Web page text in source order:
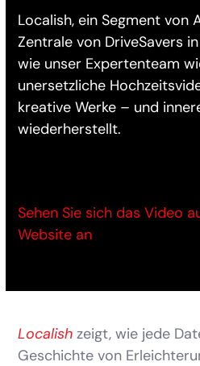
Localish, ein Segment von
Zentrale von DriveSavers
wie unser Expertenteam
unersetzliche
kreative Werke – und
wiederherstellt.
Sehen Sie sich das Video
Website an
Localish zeigt, wie jede
Geschichte von